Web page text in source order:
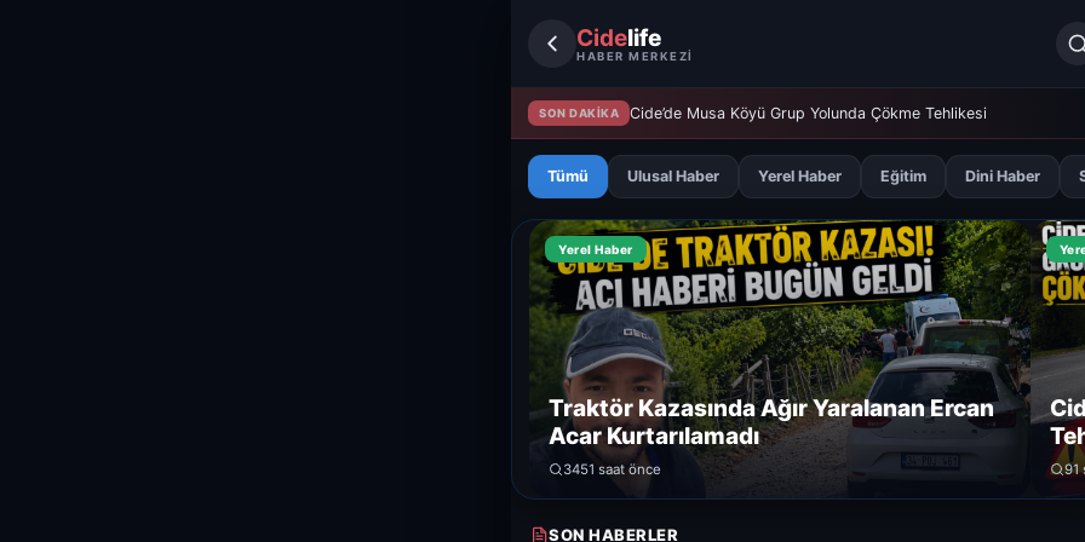
Cidelife
HABER MERKEZİ
SON DAKİKA Cide’de Musa Köyü Grup Yolunda Çökme Tehlikesi
Tümü Ulusal Haber Yerel Haber Eğitim Dini Haber
Yerel Haber
Traktör Kazasında Ağır Yaralanan Ercan
Acar Kurtarılamadı
3451 saat önce 91
SON HABERLER